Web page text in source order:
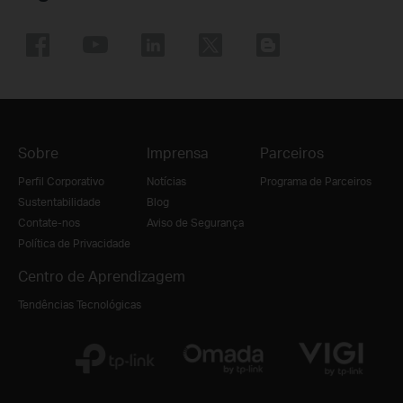
Sobre
Perfil Corporativo
Sustentabilidade
Contate-nos
Política de Privacidade
Imprensa
Notícias
Blog
Aviso de Segurança
Parceiros
Programa de Parceiros
Centro de Aprendizagem
Tendências Tecnológicas